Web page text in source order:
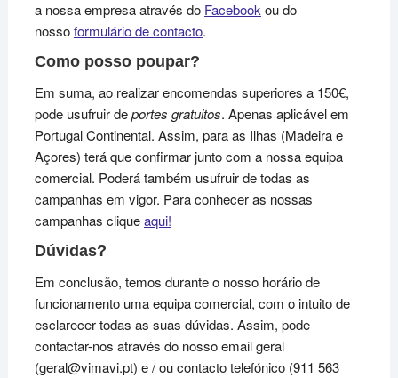
a nossa empresa através do Facebookou do
nossoformulário de contacto.
Como posso poupar?
Em suma, ao realizar encomendas superiores a 150€,
pode usufruir deportes gratuitos. Apenas aplicável em
Portugal Continental. Assim, para as Ilhas (Madeira e
Açores) terá que confirmar junto com a nossa equipa
comercial. Poderá também usufruir de todas as
campanhas em vigor. Para conhecer as nossas
campanhas cliqueaqui!
Dúvidas?
Em conclusão, temos durante o nosso horário de
funcionamento uma equipa comercial, com o intuito de
esclarecer todas as suas dúvidas. Assim, pode
contactar-nos através do nosso email geral
(geral@vimavi.pt) e / ou contacto telefónico (911 563